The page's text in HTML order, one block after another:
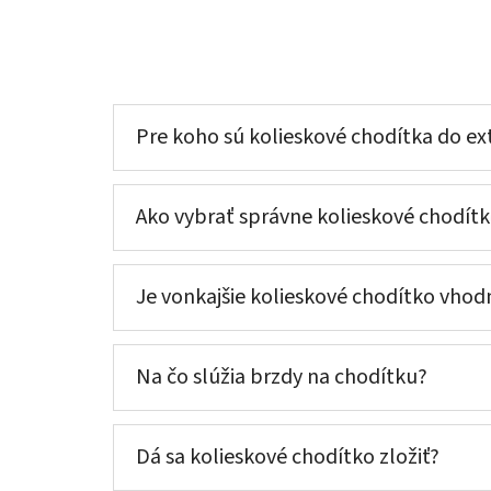
Pre koho sú kolieskové chodítka do
Ako vybrať správne kolieskové
Je vonkajšie kolieskové chodítko
Na čo slúžia brzdy na chodítku?
Dá sa kolieskové chodítko zložiť?